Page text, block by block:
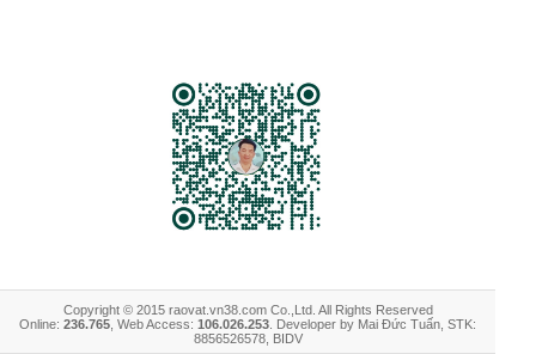
Copyright © 2015 raovat.vn38.com Co.,Ltd. All Rights Reserved
Online: 236.765 , Web Access: 106.026.253 . Developer by Mai Đức Tuấn, STK:
8856526578, BIDV